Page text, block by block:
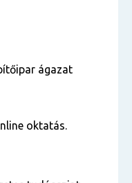
ágazat
oktatás.